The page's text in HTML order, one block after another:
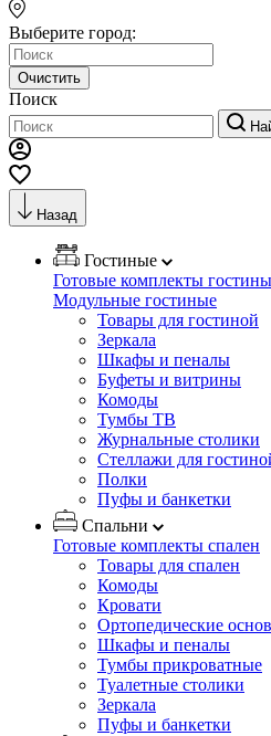
Выберите город:
Очистить
Поиск
Назад
Гостиные
Готовые комплекты
Модульные гостиные
Товары для гостиной
Зеркала
Шкафы и пеналы
Буфеты и витрины
Комоды
Тумбы ТВ
Журнальные столики
Стеллажи для
Полки
Пуфы и банкетки
Спальни
Готовые комплекты спален
Товары для спален
Комоды
Кровати
Ортопедические
Шкафы и пеналы
Тумбы прикроватные
Туалетные столики
Зеркала
Пуфы и банкетки